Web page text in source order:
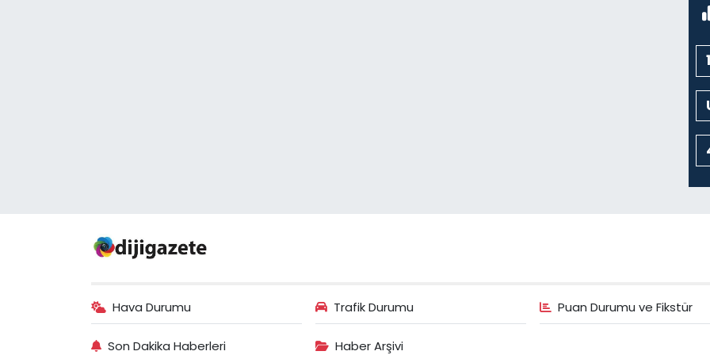
Hava Durumu Trafik Durumu Puan Durumu ve Fikstür
Son Dakika Haberleri Haber Arşivi